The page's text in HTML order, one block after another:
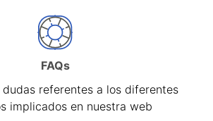
FAQs
dudas referentes a los diferentes
implicados en nuestra web